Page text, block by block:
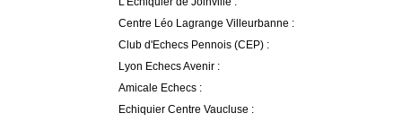
Centre Léo Lagrange Villeurbanne :
Club d'Echecs Pennois (CEP) :
Lyon Echecs Avenir :
Amicale Echecs :
Echiquier Centre Vaucluse :